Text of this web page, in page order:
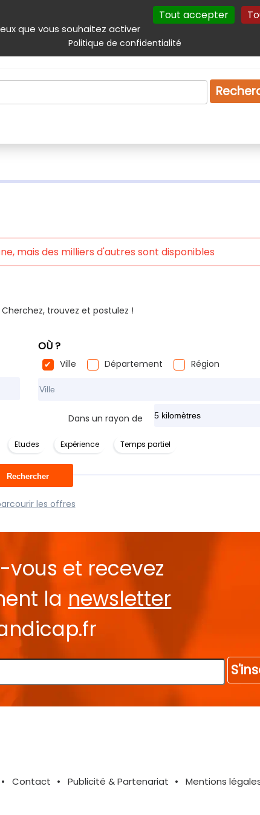
que vous souhaitez activer
Tout accepter
Politique de confidentialité
Autres services Plan du site
Produits & services Emploi Droit
mais des milliers d'autres sont disponibles
trouvez et postulez !
OÙ ?
Ville Département
Région
Dans un rayon de
Etudes Expérience Temps partiel
les offres
vous et recevez
la newsletter
Contact Publicité & Partenariat Mentions